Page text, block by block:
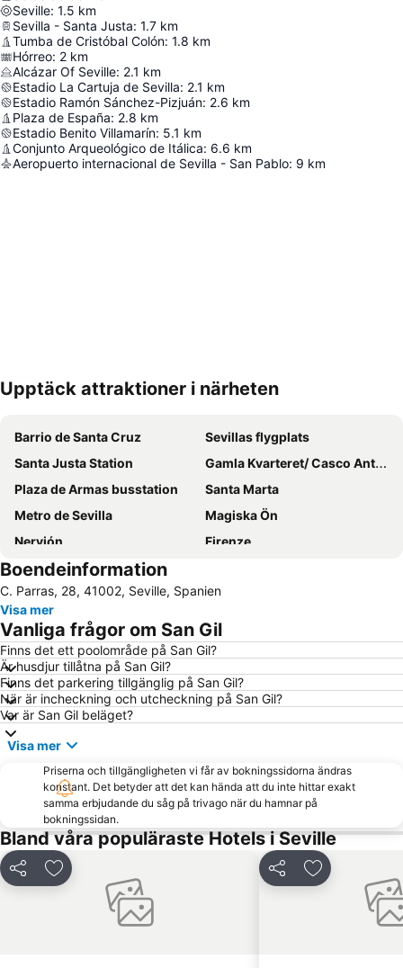
Seville: 1.5 km
Sevilla - Santa Justa: 1.7 km
Tumba de Cristóbal Colón: 1.8 km
Hórreo: 2 km
Alcázar Of Seville: 2.1 km
Estadio La Cartuja de Sevilla: 2.1 km
Estadio Ramón Sánchez-Pizjuán: 2.6 km
Plaza de España: 2.8 km
Estadio Benito Villamarín: 5.1 km
Conjunto Arqueológico de Itálica: 6.6 km
Aeropuerto internacional de Sevilla - San Pablo: 9 km
Förstora kartan
Upptäck attraktioner i närheten
Barrio de Santa Cruz
Sevillas flygplats
Santa Justa Station
Gamla Kvarteret/ Casco Antiguo
Plaza de Armas busstation
Santa Marta
Metro de Sevilla
Magiska Ön
Nervión
Firenze
Tumba de Servilia
La Florida
Arenal
Barrio de Triana
Santa Catalina
Plaza de la Alfalfa
La Giralda
Capilla Santa Cruz Calle Sevilla
Calle Sierpes
Avenida de la Constitución
Teatro de la Maestranza
Los Arcos
Triana Este
El Porvenir
Alameda de Hércules
Cervantes
Pio XII
Alfalfa
Cabeza del Rey Don Pedro
Casa de la Provincia
Puente de Triana
Las Naciones-Parque Atlántico-Las Dalias
Sala El Cachorro
Barrio de la Macarena
Palacio de Congresos y exposiciones de Sevilla
Boendeinformation
C. Parras, 28, 41002, Seville, Spanien
Visa mer
Vanliga frågor om San Gil
Finns det ett poolområde på San Gil?
Är husdjur tillåtna på San Gil?
Finns det parkering tillgänglig på San Gil?
När är incheckning och utcheckning på San Gil?
Var är San Gil beläget?
Visa mer
Priserna och tillgängligheten vi får av bokningssidorna ändras
konstant. Det betyder att det kan hända att du inte hittar exakt
samma erbjudande du såg på trivago när du hamnar på
bokningssidan.
Bland våra populäraste Hotels i Seville
Dela Lägg till i Mina Favoriter Dela Lägg till i